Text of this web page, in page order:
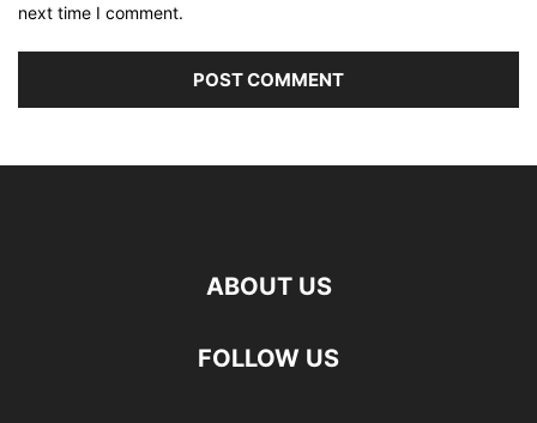
next time I comment.
ABOUT US
FOLLOW US